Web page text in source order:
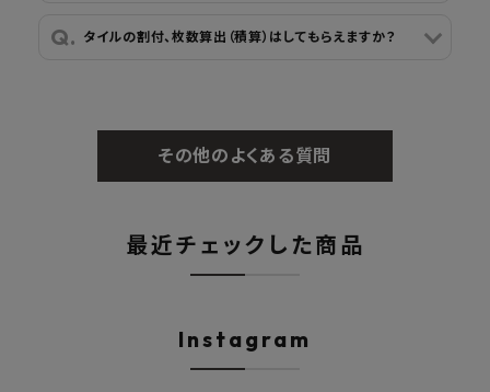
タイルの割付、枚数算出（積算）はしてもらえますか？
その他のよくある質問
最近チェックした商品
Instagram